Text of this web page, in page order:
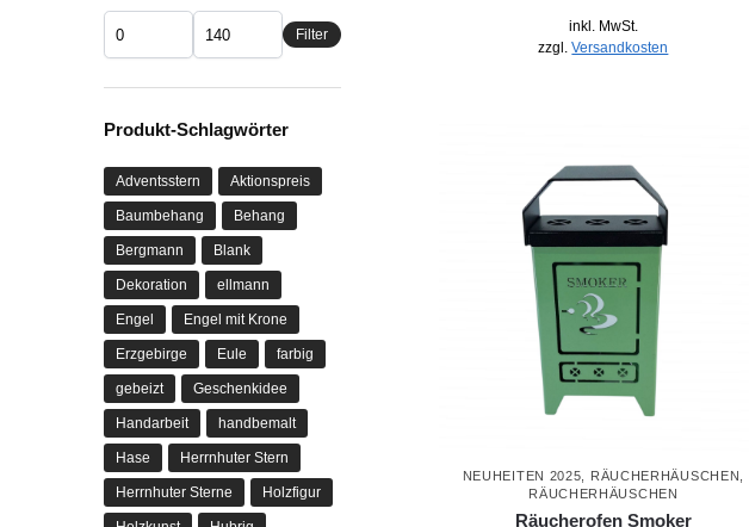
inkl. MwSt.
zzgl.Versandkosten
NEUHEITEN 2025 RÄUCHERHÄUSCHEN
RÄUCHERHÄUSCHEN
Räucherofen Smoker
Filter
Produkt-Schlagwörter
Adventsstern Aktionspreis
Baumbehang Behang
Bergmann Blank
Dekoration ellmann
Engel Engel mit Krone
Erzgebirge Eule farbig
gebeizt Geschenkidee
Handarbeit handbemalt
Hase Herrnhuter Stern
Herrnhuter Sterne Holzfigur